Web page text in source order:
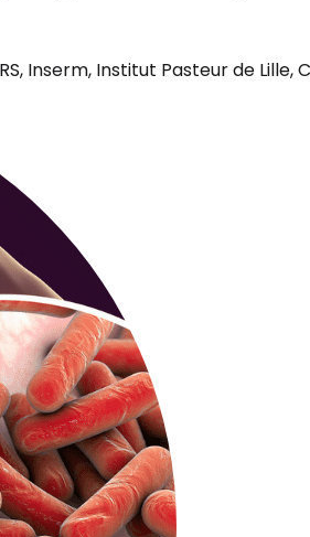
Inserm, Institut Pasteur de Lille,